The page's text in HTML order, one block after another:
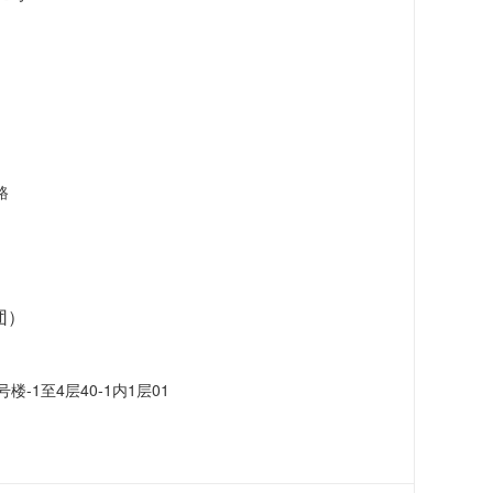
楼-1至4层40-1内1层01